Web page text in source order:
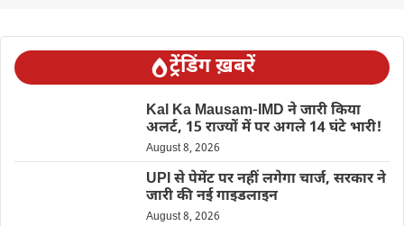
ट्रेंडिंग ख़बरें
Kal Ka Mausam-IMD ने जारी किया
अलर्ट, 15 राज्यों में पर अगले 14 घंटे भारी!
August 8, 2026
UPI से पेमेंट पर नहीं लगेगा चार्ज, सरकार ने
जारी की नई गाइडलाइन
August 8, 2026